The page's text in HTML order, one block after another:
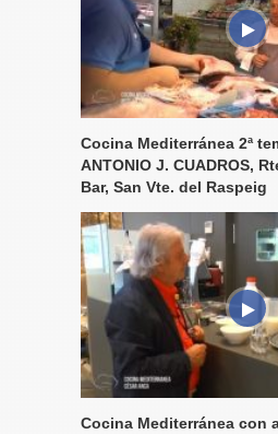
Cocina Mediterránea 2ª
ANTONIO J. CUADROS,
Bar, San Vte. del Raspeig
Cocina Mediterránea con